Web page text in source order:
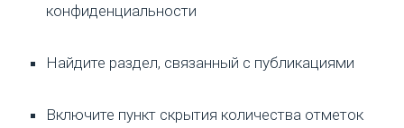
конфиденциальности
Найдите раздел, связанный с публикациями
Включите пункт скрытия количества отметок